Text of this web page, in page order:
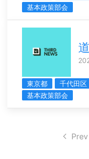
基本政策部会
東京都 千代田区
基本政策部会
Prev